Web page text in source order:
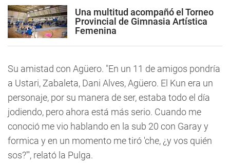
Una multitud acompañó el Torneo
Provincial de Gimnasia Artística
Femenina
Su amistad con Agüero. "En un 11 de amigos pondría
a Ustari, Zabaleta, Dani Alves, Agüero. El Kun era un
personaje, por su manera de ser, estaba todo el día
jodiendo, pero ahora está más serio. Cuando me
conoció me vio hablando en la sub 20 con Garay y
formica y en un momento me tiró 'che, ¿y vos quién
sos?'", relató la Pulga.